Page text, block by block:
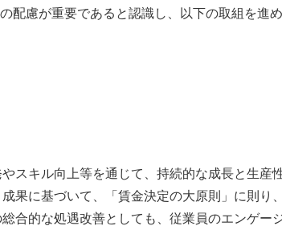
配慮が重要であると認識し、以下の取組を進
スキル向上等を通じて、持続的な成長と生産
果に基づいて、「賃金決定の大原則」に則り
合的な処遇改善としても、従業員のエンゲー